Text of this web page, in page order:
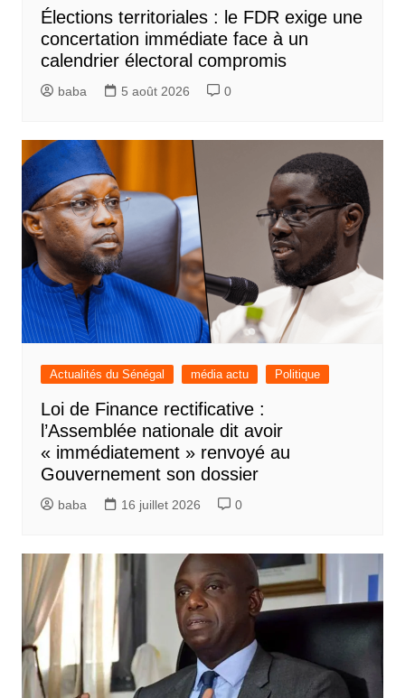
Élections territoriales : le FDR exige une
concertation immédiate face à un
calendrier électoral compromis
baba 5 août 2026 0
Actualités du Sénégal média actu Politique
Loi de Finance rectificative :
l’Assemblée nationale dit avoir
« immédiatement » renvoyé au
Gouvernement son dossier
baba 16 juillet 2026 0